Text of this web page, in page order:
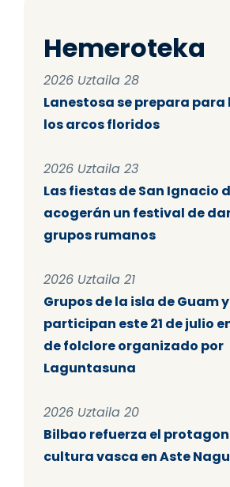
Hemeroteka
2026 Uztaila 28
Lanestosa se prepara
los arcos floridos
2026 Uztaila 23
Las fiestas de San Ignacio
acogerán un festival de
grupos rumanos
2026 Uztaila 21
Grupos de la isla de Guam
participan este 21 de julio
de folclore organizado por
Laguntasuna
2026 Uztaila 20
Bilbao refuerza el
cultura vasca en Aste